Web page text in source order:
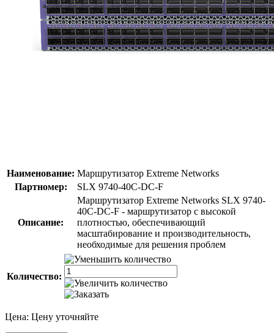
Наименование: Маршрутизатор Extreme Networks
Партномер:
SLX 9740-40C-DC-F
Описание:
Маршрутизатор Extreme Networks SLX 9740-
40C-DC-F - маршрутизатор с высокой
плотностью, обеспечивающий
масштабирование и производительность,
необходимые для решения проблем
Количество:
Цена: Цену уточняйте